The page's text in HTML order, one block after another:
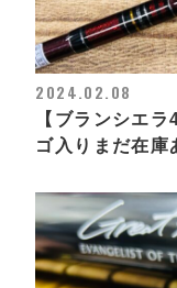
2024.02.08
【ブランシエ
ゴ入りまだ在庫